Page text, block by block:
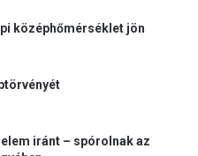
középhőmérséklet jön
iránt – spórolnak az